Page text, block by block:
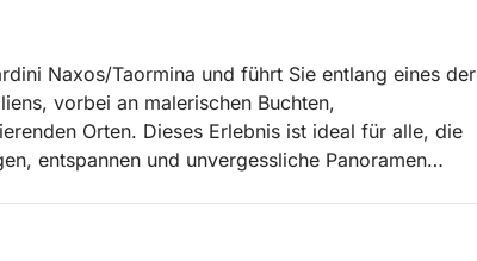
Naxos/Taormina und führt Sie entlang eines der
vorbei an malerischen Buchten,
Orten. Dieses Erlebnis ist ideal für alle, die
entspannen und unvergessliche Panoramen
und Isola Bella, zwei Wahrzeichen dieser Küste,